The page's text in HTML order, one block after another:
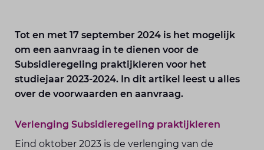
Tot en met 17 september 2024 is het mogelijk
om een aanvraag in te dienen voor de
Subsidieregeling praktijkleren voor het
studiejaar 2023-2024. In dit artikel leest u alles
over de voorwaarden en aanvraag.
Verlenging Subsidieregeling praktijkleren
Eind oktober 2023 is de verlenging van de